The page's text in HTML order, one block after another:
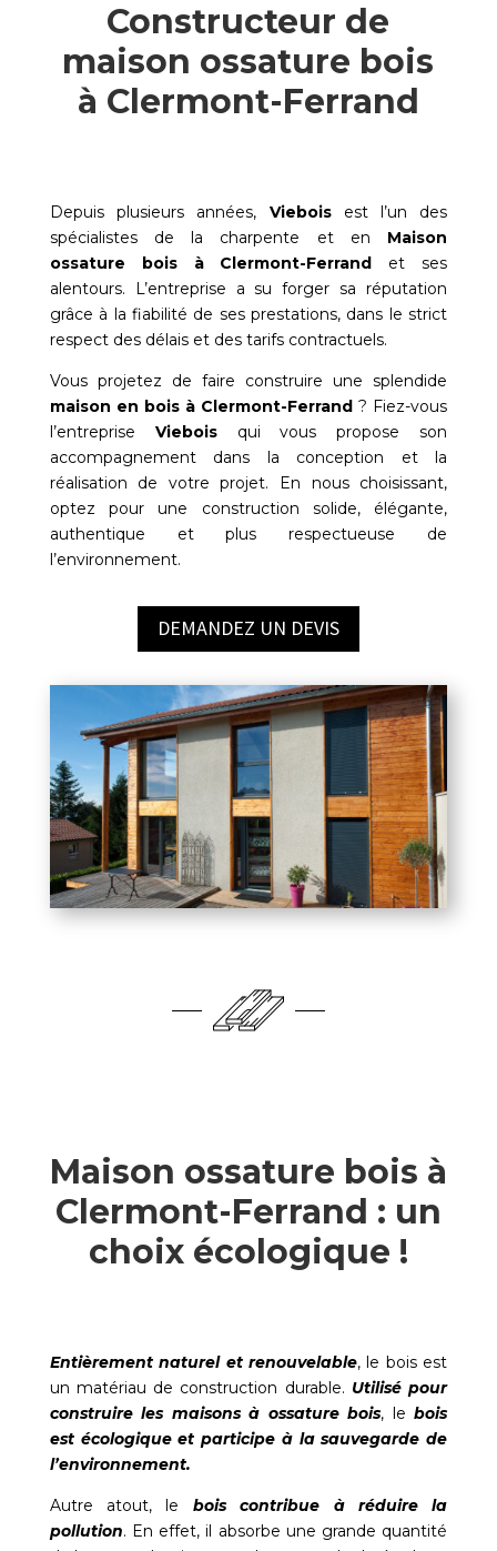
Constructeur de
maison ossature bois
à Clermont-Ferrand
Depuis plusieurs années, Vieboisest l’un des
spécialistes de la charpente et en Maison
ossature bois à
Clermont-Ferrand et ses
alentours. L’entreprise a su forger sa réputation
grâce à la fiabilité de ses prestations, dans le strict
respect des délais et des tarifs contractuels.
Vous projetez de faire construire une splendide
maison en bois à Clermont-Ferrand ? Fiez-vous
l’entreprise Vieboisqui vous propose son
accompagnement dans la conception et la
réalisation de votre projet. En nous choisissant,
optez pour une construction solide, élégante,
authentique et plus respectueuse de
l’environnement.
DEMANDEZ UN DEVIS
Maison ossature bois à
Clermont-Ferrand : un
choix écologique !
Entièrement naturel et renouvelable, le bois est
un matériau de construction durable. Utilisé pour
construire les maisons à ossature bois, lebois
est écologique et participe à la sauvegarde de
l’environnement.
Autre atout, le bois contribue à réduire la
pollution. En effet, il absorbe une grande quantité